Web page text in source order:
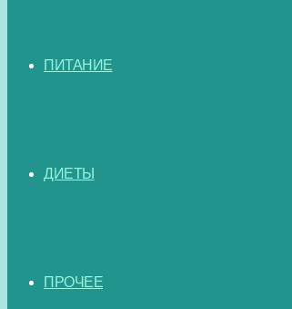
ПИТАНИЕ
ДИЕТЫ
ПРОЧЕЕ